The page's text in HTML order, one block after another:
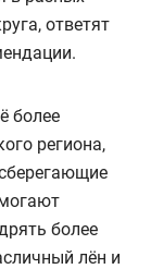
ответят
более
региона,
более
лён и